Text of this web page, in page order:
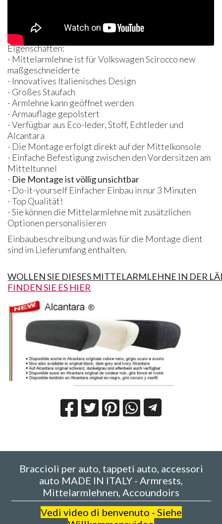
Eigenschaften:
- Mittelarmlehne ist für Volkswagen Scirocco new
maßgeschneiderte
- Innovatives Italienisches Design
- Großes Staufach
- Armlehne kann geöffnet werden
- Armauflage gepolstert
- Verfügbar aus Eco-leder, Stoff, Echtleder und
Alcantara
- Die Montage erfolgt direkt auf der Mittelkonsole
- Einfache Befestigung zwischen den Vordersitzen am
Mitteltunnel
- Die Montage ist völlig unsichtbar
- Do-it-yourself Einfacher Einbau in nur 3 Minuten
- Top Qualität!
- Sie können die Mittelarmlehne mit zusätzlichen
Optionen personalisieren
Einbaubeschreibung und was für die Montage dient
sind im Lieferumfang enthalten.
WOLLEN SIE DIESES MITTELARMLEHNE IN DER
FINDEN SIE ES HIER
Braccioli per auto, tappeti auto, accessori
auto MADE IN ITALY - Armrests,
Mittelarmlehnen, Accoundoirs
Vedi video di benvenuto - Siehe